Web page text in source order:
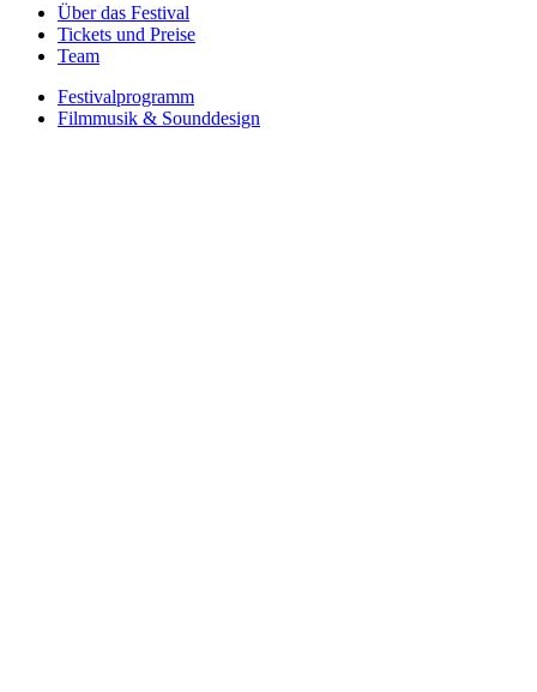
Über das Festival
Tickets und Preise
Team
Festivalprogramm
Filmmusik & Sounddesign